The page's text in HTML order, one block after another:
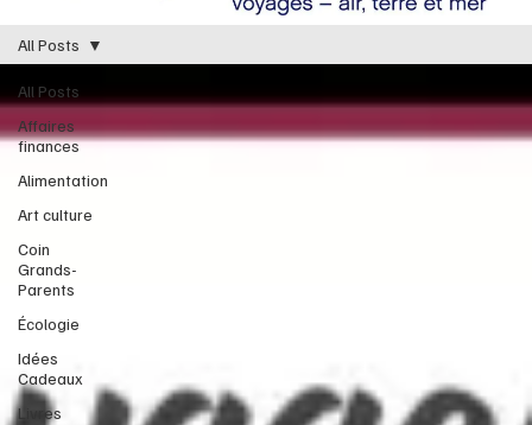
All Posts
Affaires
finances
Alimentation
Art culture
Coin
Grands-
Parents
Écologie
Idées
Cadeaux
Livres
All Posts